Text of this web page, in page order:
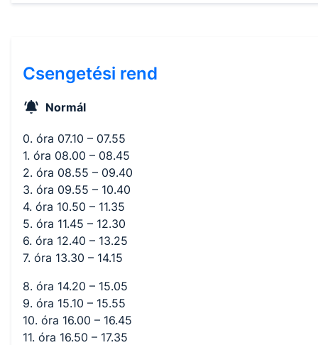
Csengetési rend
Normál
0. óra 07.10 – 07.55
1. óra 08.00 – 08.45
2. óra 08.55 – 09.40
3. óra 09.55 – 10.40
4. óra 10.50 – 11.35
5. óra 11.45 – 12.30
6. óra 12.40 – 13.25
7. óra 13.30 – 14.15
8. óra 14.20 – 15.05
9. óra 15.10 – 15.55
10. óra 16.00 – 16.45
11. óra 16.50 – 17.35